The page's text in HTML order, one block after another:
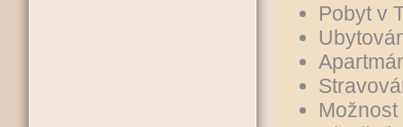
Pobyt v